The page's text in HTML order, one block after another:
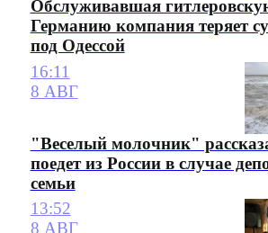
Обслуживавшая
Германию компания теряет
под Одессой
16:11
8 АВГ
"Веселый молочник"
поедет из России в случае
семьи
13:52
8 АВГ